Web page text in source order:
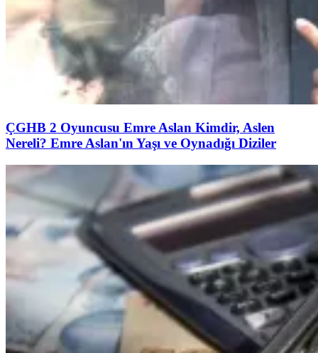
ÇGHB 2 Oyuncusu Emre Aslan Kimdir, Aslen
Nereli? Emre Aslan'ın Yaşı ve Oynadığı Diziler